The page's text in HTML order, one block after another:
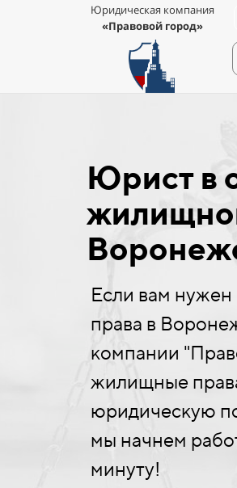
Юридическая компания
«Правовой город»
Юрист в
Если вам
права в
компании
жилищные
юридическую
мы начнем
минуту!